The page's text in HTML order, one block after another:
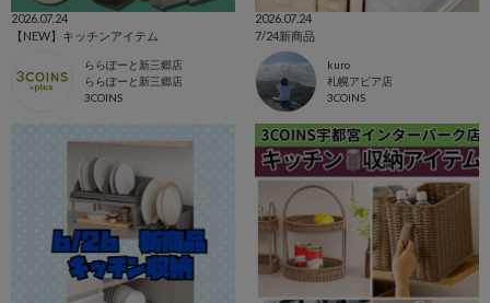
2026.07.24
【NEW】キッチンアイテム
ららぽーと新三郷店
ららぽーと新三郷店
3COINS
2026.07.24
7/24新商品
kuro
札幌アピア店
3COINS